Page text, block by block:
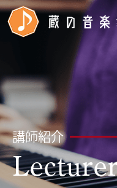
TOPページ
Home
開講楽器
Course
講師紹介
Lecturer
講師紹介